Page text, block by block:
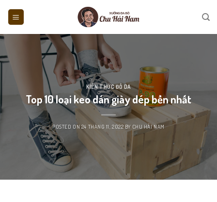
KIẾN THỨC ĐỒ DA
Top 10 loại keo dán giày dép bền nhất
POSTED ON 24 THÁNG 11, 2022 BY CHU HẢI NAM